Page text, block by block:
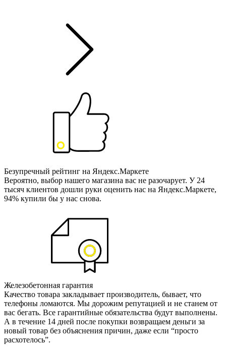
Безупречный рейтинг на Яндекс.Маркете
Вероятно, выбор нашего магазина вас не разочарует. У 24
тысяч клиентов дошли руки оценить нас на Яндекс.Маркете,
94% купили бы у нас снова.
Железобетонная гарантия
Качество товара закладывает производитель, бывает, что
телефоны ломаются. Мы дорожим репутацией и не станем от
вас бегать. Все гарантийные обязательства будут выполнены.
А в течение 14 дней после покупки возвращаем деньги за
новый товар без объяснения причин, даже если “просто
расхотелось”.